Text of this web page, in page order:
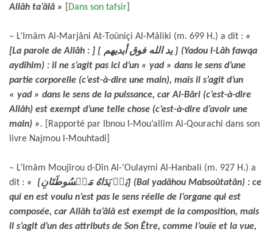
Allâh ta’âlâ »
Dans son tafsîr
– L’Imâm Al-Marjâni At-Toûniçi Al-Mâliki (m. 699 H.) a dit : «
[La parole de Allâh : ] { يد الله فوق أيديهم } (Yadou l-Lâh fawqa
aydîhim) : il ne s’agit pas ici d’un « yad » dans le sens d’une
partie corporelle (c’est-à-dire une main), mais il s’agit d’un
« yad » dans le sens de la puissance, car Al-Bâri (c’est-à-dire
Allâh) est exempt d’une telle chose (c’est-à-dire d’avoir une
main) ». [Rapporté par Ibnou l-Mou’allim Al-Qourachi dans son
livre Najmou l-Mouhtadi]
– L’Imâm Moujîrou d-Dîn Al-‘Oulaymi Al-Hanbali (m. 927 H.) a
dit : « {بَلۡ يَدَاهُ مَبۡسُوطَتَانِ} (Bal yadâhou Mabsoûtatân) : ce
qui en est voulu n’est pas le sens réelle de l’organe qui est
composée, car Allâh ta’âlâ est exempt de la composition, mais
il s’agit d’un des attributs de Son Être, comme l’ouïe et la vue,